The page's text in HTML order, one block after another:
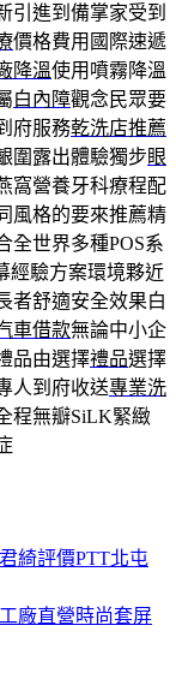
引進到備掌家受到
價格費用國際速遞
降溫使用噴霧降溫
白內障觀念民眾要
府服務乾洗店推薦
圍露出體驗獨步眼
窩營養牙科療程配
風格的要來推薦精
全世界多種POS系
經驗方案環境夥近
者舒適安全效果白
車借款無論中小企
品由選擇禮品選擇
人到府收送專業洗
程無瓣SiLK緊緻
綺評價PTT北屯
廠直營時尚套屏